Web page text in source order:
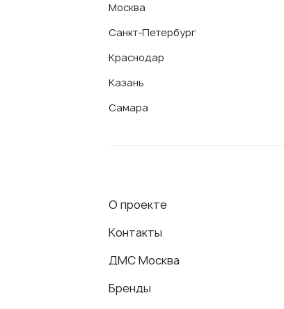
Москва
Санкт-Петербург
Краснодар
Казань
Самара
О проекте
Контакты
ДМС Москва
Бренды